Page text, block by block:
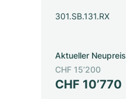
301.SB.131.RX
CHF 10’770
Aktueller Neupreis
CHF 15’200